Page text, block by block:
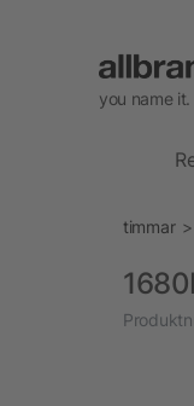
you name
timmar